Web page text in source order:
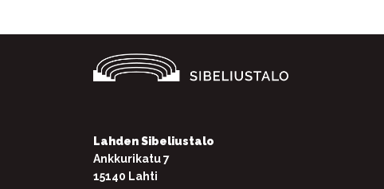
Lahden Sibeliustalo
Ankkurikatu 7
15140 Lahti